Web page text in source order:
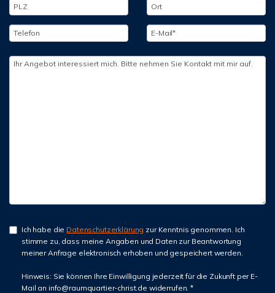
Ich habe die Datenschutzerklärung zur Kenntnis genommen. Ich
stimme zu, dass meine Angaben und Daten zur Beantwortung
meiner Anfrage elektronisch erhoben und gespeichert werden.
Hinweis: Sie können Ihre Einwilligung jederzeit für die Zukunft per E-
Mail an info@raumquartier-christ.de widerrufen. *